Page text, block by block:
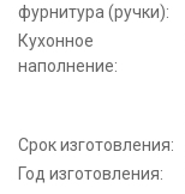
фурнитура (ручки):
Кухонное
наполнение:
Срок изготовления:
Год изготовления: